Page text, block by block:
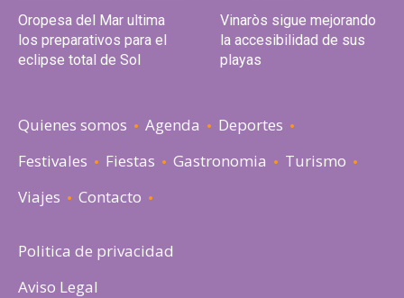
Oropesa del Mar ultima
los preparativos para el
eclipse total de Sol
Vinaròs sigue mejorando
la accesibilidad de sus
playas
Quienes somos Agenda
Deportes
Festivales
Fiestas Gastronomia
Turismo
Viajes
Contacto
Politica de privacidad
Aviso Legal